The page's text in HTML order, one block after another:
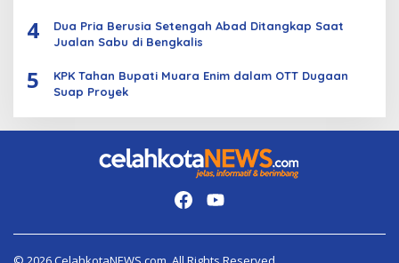
4
Dua Pria Berusia Setengah Abad Ditangkap Saat
Jualan Sabu di Bengkalis
5
KPK Tahan Bupati Muara Enim dalam OTT Dugaan
Suap Proyek